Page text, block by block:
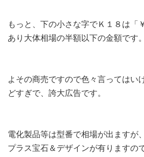
もっと、下の小さな字でＫ１８は「
あり大体相場の半額以下の金額です。
よその商売ですので色々言ってはい
どすぎで、誇大広告です。
電化製品等は型番で相場が出ますが
プラス宝石＆デザインが有りますの